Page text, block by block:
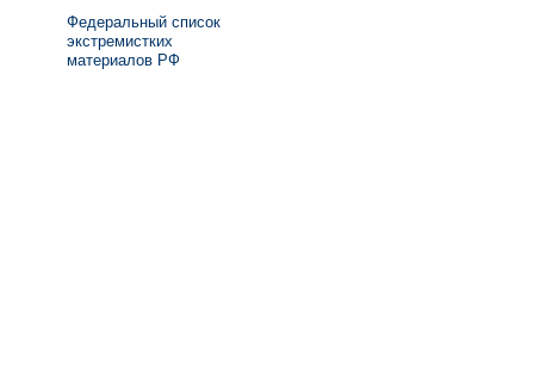
Федеральный список
экстремистких
материалов РФ